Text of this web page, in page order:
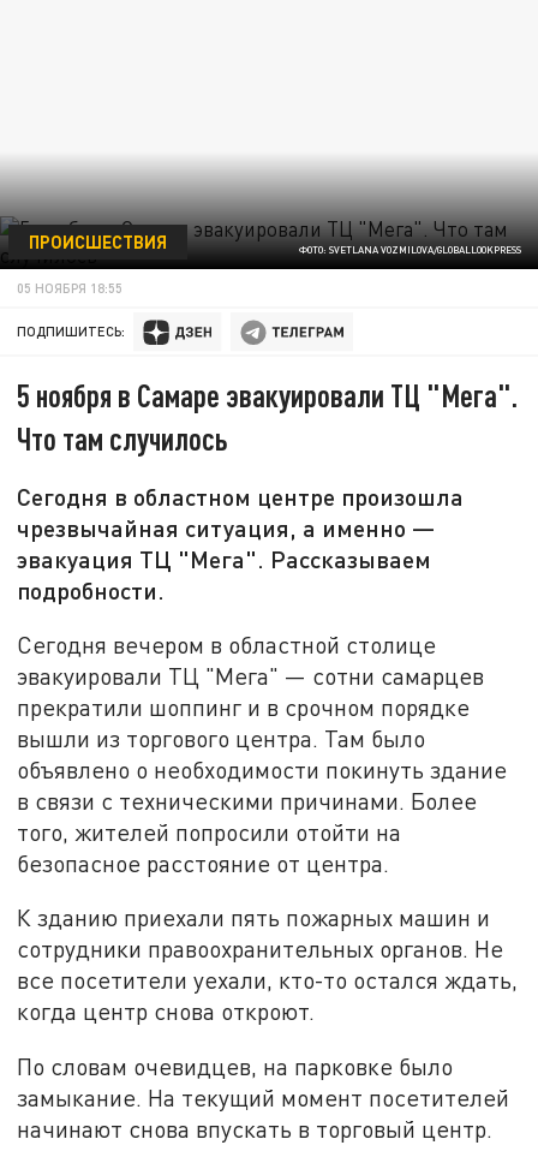
ФОТО: SVETLANA VOZMILOVA/GLOBALLOOKPRESS
ПРОИСШЕСТВИЯ
05 НОЯБРЯ 18:55
ПОДПИШИТЕСЬ:
5 ноября в Самаре эвакуировали ТЦ "Мега".
Что там случилось
Сегодня в областном центре произошла
чрезвычайная ситуация, а именно —
эвакуация ТЦ "Мега". Рассказываем
подробности.
Сегодня вечером в областной столице
эвакуировали ТЦ "Мега" — сотни самарцев
прекратили шоппинг и в срочном порядке
вышли из торгового центра. Там было
объявлено о необходимости покинуть здание
в связи с техническими причинами. Более
того, жителей попросили отойти на
безопасное расстояние от центра.
К зданию приехали пять пожарных машин и
сотрудники правоохранительных органов. Не
все посетители уехали, кто-то остался ждать,
когда центр снова откроют.
По словам очевидцев, на парковке было
замыкание. На текущий момент посетителей
начинают снова впускать в торговый центр.